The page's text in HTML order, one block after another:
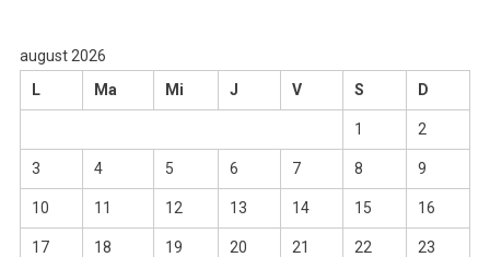
august 2026
L
Ma Mi J V S D
1 2
3 4 5 6 7 8 9
10 11 12 13 14 15 16
17 18 19 20 21 22 23